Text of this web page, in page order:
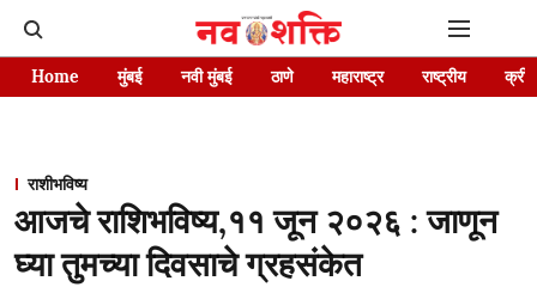
Home मुंबई नवी मुंबई ठाणे महाराष्ट्र राष्ट्रीय
राशीभविष्य
आजचे राशिभविष्य,११ जून २०२६ : जाणून
घ्या तुमच्या दिवसाचे ग्रहसंकेत